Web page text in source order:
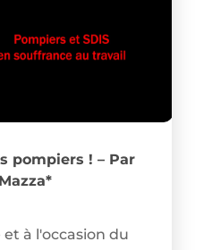
pompiers ! – Par
à l'occasion du